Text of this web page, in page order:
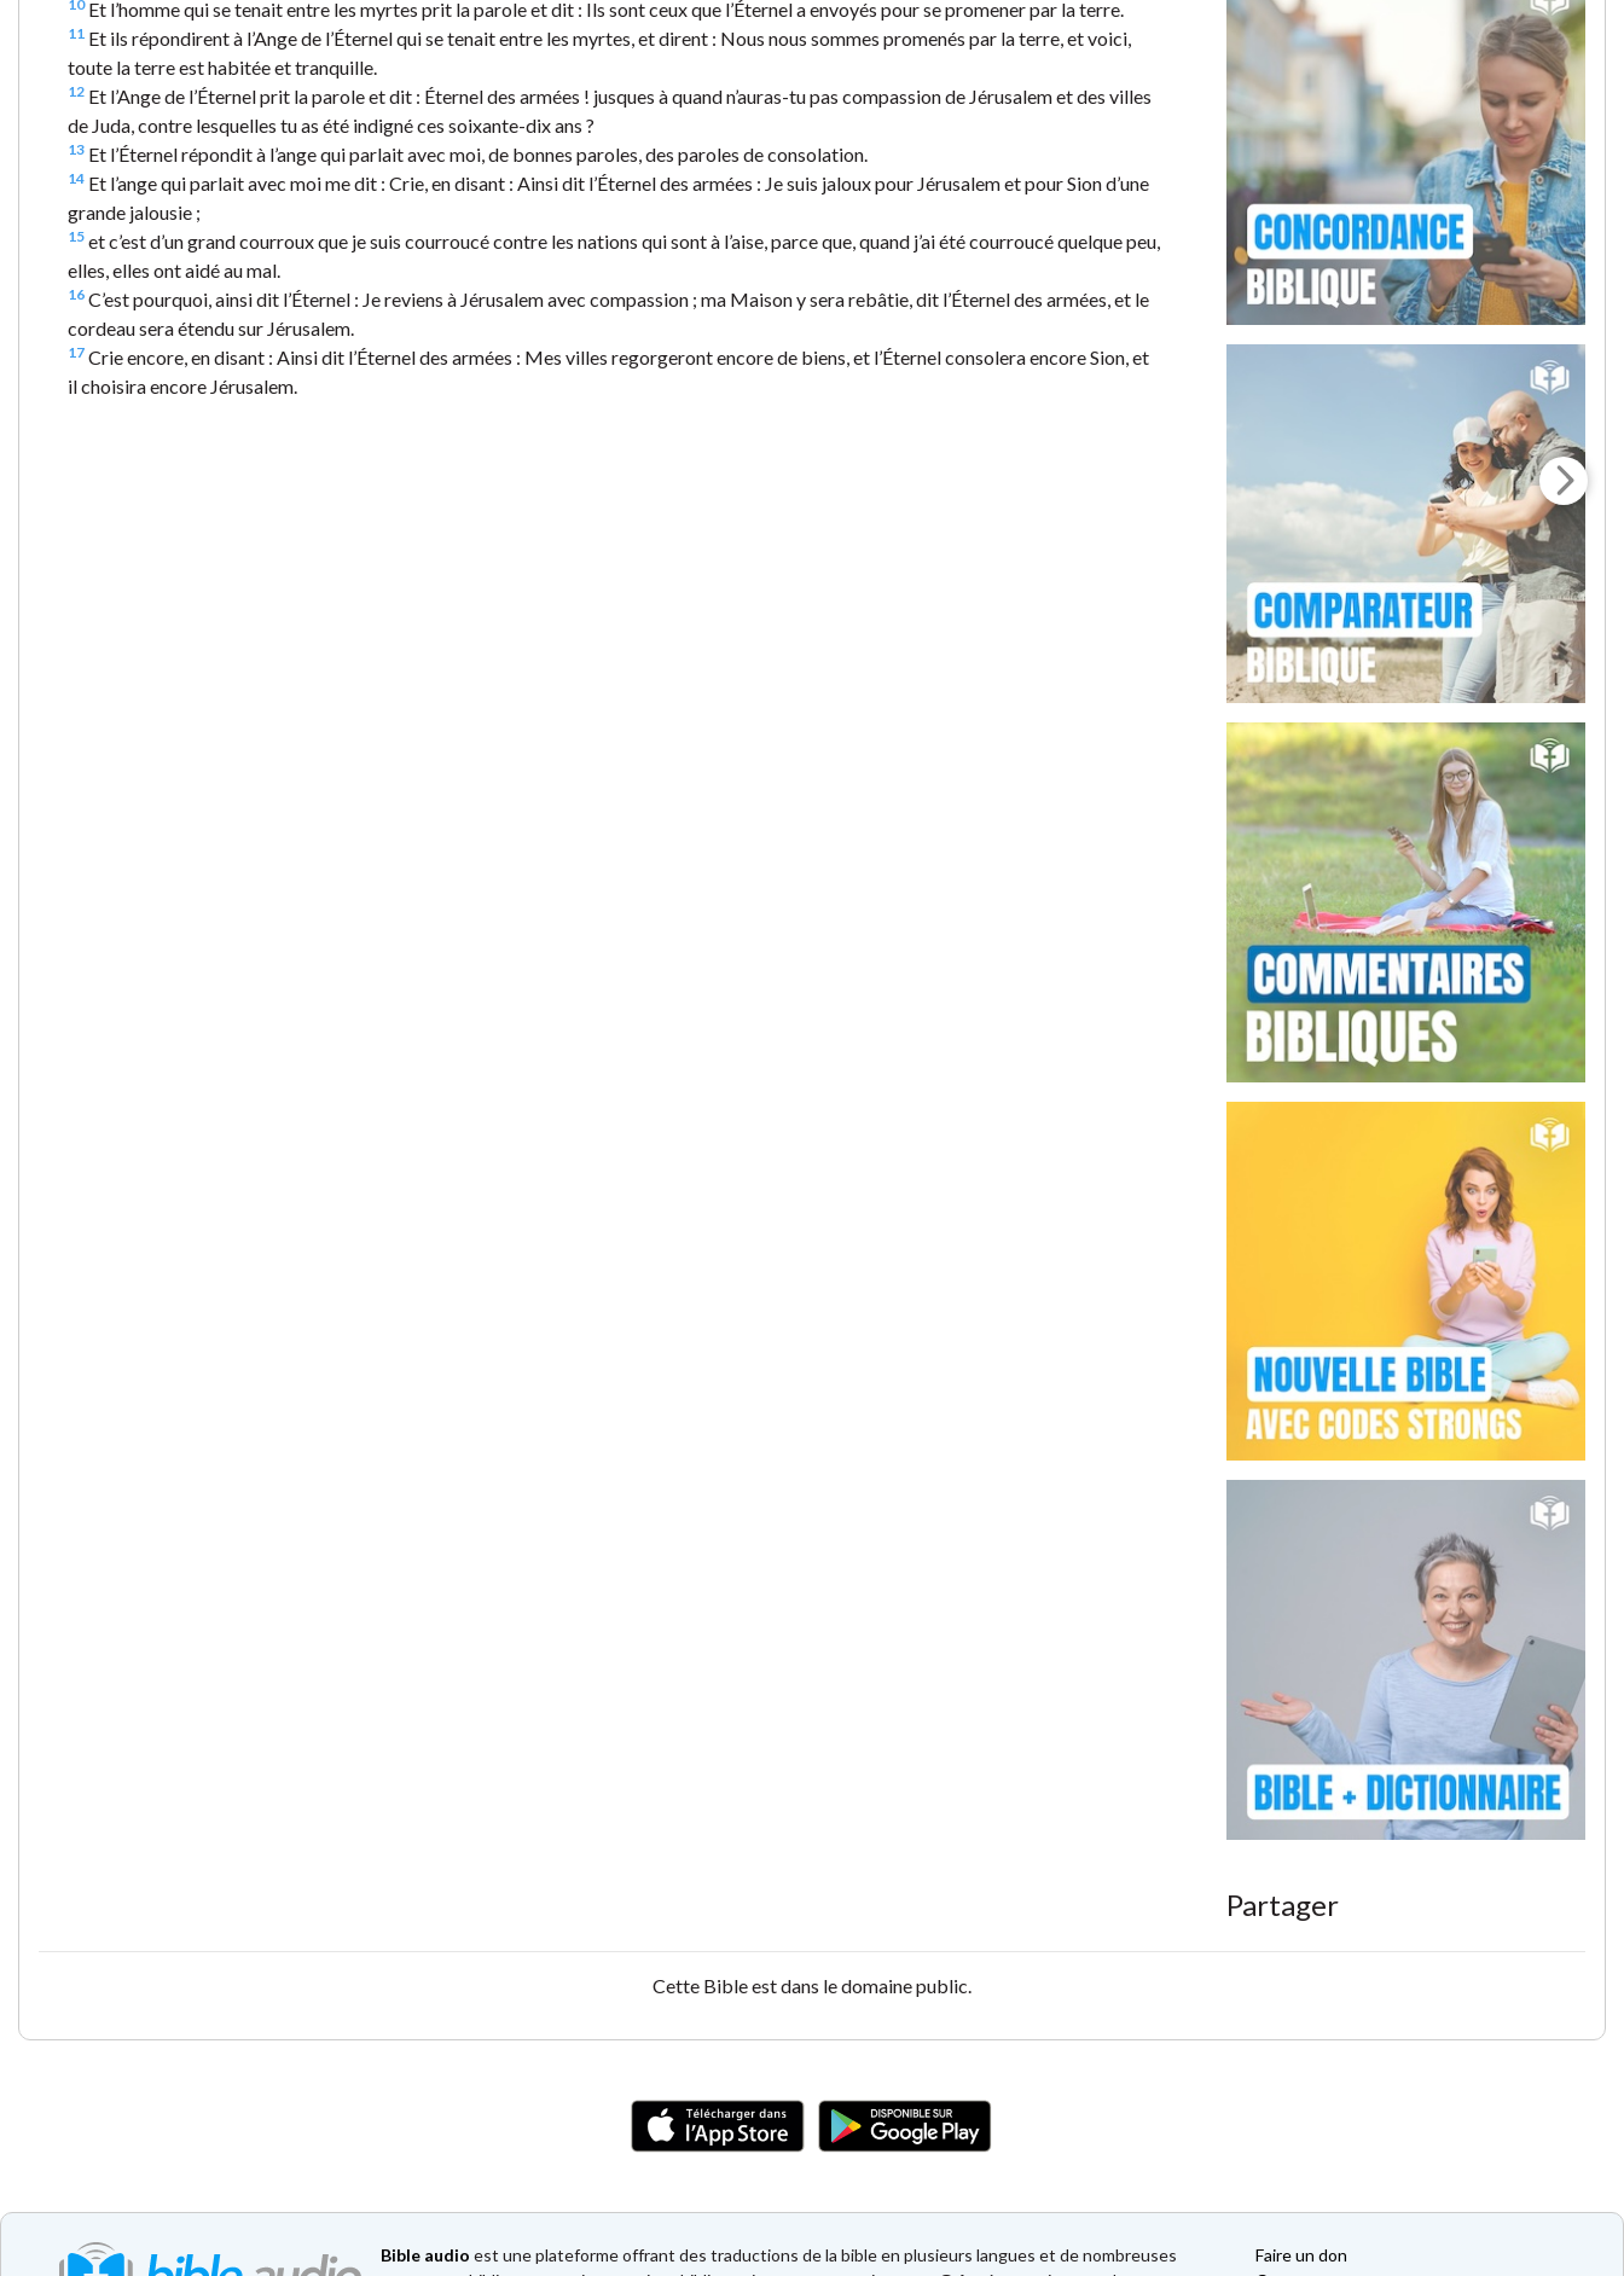
10Et l’homme qui se tenait entre les myrtes prit la parole et dit : Ils sont ceux que l’Éternel a envoyés pour se promener par la terre.
11 Et ils répondirent à l’Ange de l’Éternel qui se tenait entre les myrtes, et dirent : Nous nous sommes promenés par la terre, et voici,
toute la terre est habitée et tranquille.
12 Et l’Ange de l’Éternel prit la parole et dit : Éternel des armées ! jusques à quand n’auras-tu pas compassion de Jérusalem et des villes
de Juda, contre lesquelles tu as été indigné ces soixante-dix ans ?
13 Et l’Éternel répondit à l’ange qui parlait avec moi, de bonnes paroles, des paroles de consolation.
14 Et l’ange qui parlait avec moi me dit : Crie, en disant : Ainsi dit l’Éternel des armées : Je suis jaloux pour Jérusalem et pour Sion d’une
grande jalousie ;
15 et c’est d’un grand courroux que je suis courroucé contre les nations qui sont à l’aise, parce que, quand j’ai été courroucé quelque peu,
elles, elles ont aidé au mal.
16 C’est pourquoi, ainsi dit l’Éternel : Je reviens à Jérusalem avec compassion ; ma Maison y sera rebâtie, dit l’Éternel des armées, et le
cordeau sera étendu sur Jérusalem.
17 Crie encore, en disant : Ainsi dit l’Éternel des armées : Mes villes regorgeront encore de biens, et l’Éternel consolera encore Sion, et
il choisira encore Jérusalem.
Partager
Cette Bible est dans le domaine public.
Bible audio est une plateforme offrant des traductions de la bible en plusieurs langues et de nombreuses
Faire un don